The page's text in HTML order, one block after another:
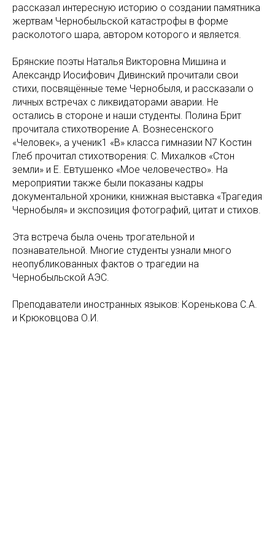
рассказал интересную историю о создании памятника
жертвам Чернобыльской катастрофы в форме
расколотого шара, автором которого и является.
Брянские поэты Наталья Викторовна Мишина и
Александр Иосифович Дивинский прочитали свои
стихи, посвящённые теме Чернобыля, и рассказали о
личных встречах с ликвидаторами аварии. Не
остались в стороне и наши студенты. Полина Брит
прочитала стихотворение А. Вознесенского
«Человек», а ученик1 «В» класса гимназии N7 Костин
Глеб прочитал стихотворения: С. Михалков «Стон
земли» и Е. Евтушенко «Мое человечество». На
мероприятии также были показаны кадры
документальной хроники, книжная выставка «Трагедия
Чернобыля» и экспозиция фотографий, цитат и стихов.
Эта встреча была очень трогательной и
познавательной. Многие студенты узнали много
неопубликованных фактов о трагедии на
Чернобыльской АЭС.
Преподаватели иностранных языков: Коренькова С.А.
и Крюковцова О.И.